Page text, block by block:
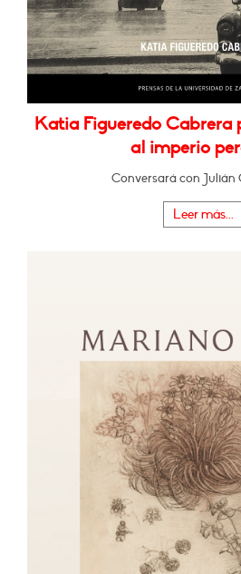
Katia Figueredo Cabrera
al imperio
Conversará con Julián
Leer más...